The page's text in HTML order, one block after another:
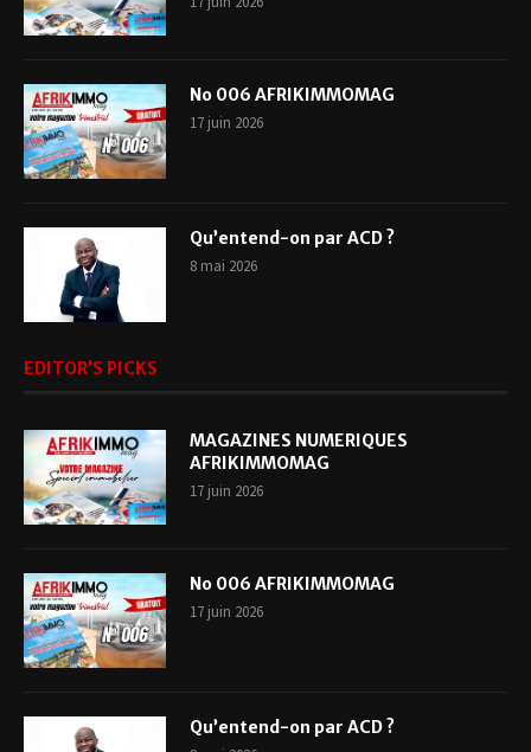
No 006 AFRIKIMMOMAG
17 juin 2026
Qu’entend-on par ACD ?
8 mai 2026
EDITOR’S PICKS
MAGAZINES NUMERIQUES
AFRIKIMMOMAG
17 juin 2026
No 006 AFRIKIMMOMAG
17 juin 2026
Qu’entend-on par ACD ?